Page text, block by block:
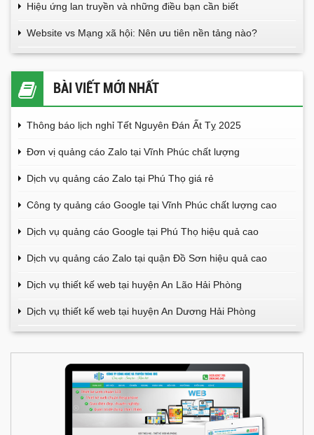
Hiệu ứng lan truyền và những điều bạn cần biết
Website vs Mạng xã hội: Nên ưu tiên nền tảng nào?
BÀI VIẾT MỚI NHẤT
Thông báo lịch nghỉ Tết Nguyên Đán Ất Tỵ 2025
Đơn vị quảng cáo Zalo tại Vĩnh Phúc chất lượng
Dịch vụ quảng cáo Zalo tại Phú Thọ giá rẻ
Công ty quảng cáo Google tại Vĩnh Phúc chất lượng cao
Dịch vụ quảng cáo Google tại Phú Thọ hiệu quả cao
Dịch vụ quảng cáo Zalo tại quận Đồ Sơn hiệu quả cao
Dịch vụ thiết kế web tại huyện An Lão Hải Phòng
Dịch vụ thiết kế web tại huyện An Dương Hải Phòng